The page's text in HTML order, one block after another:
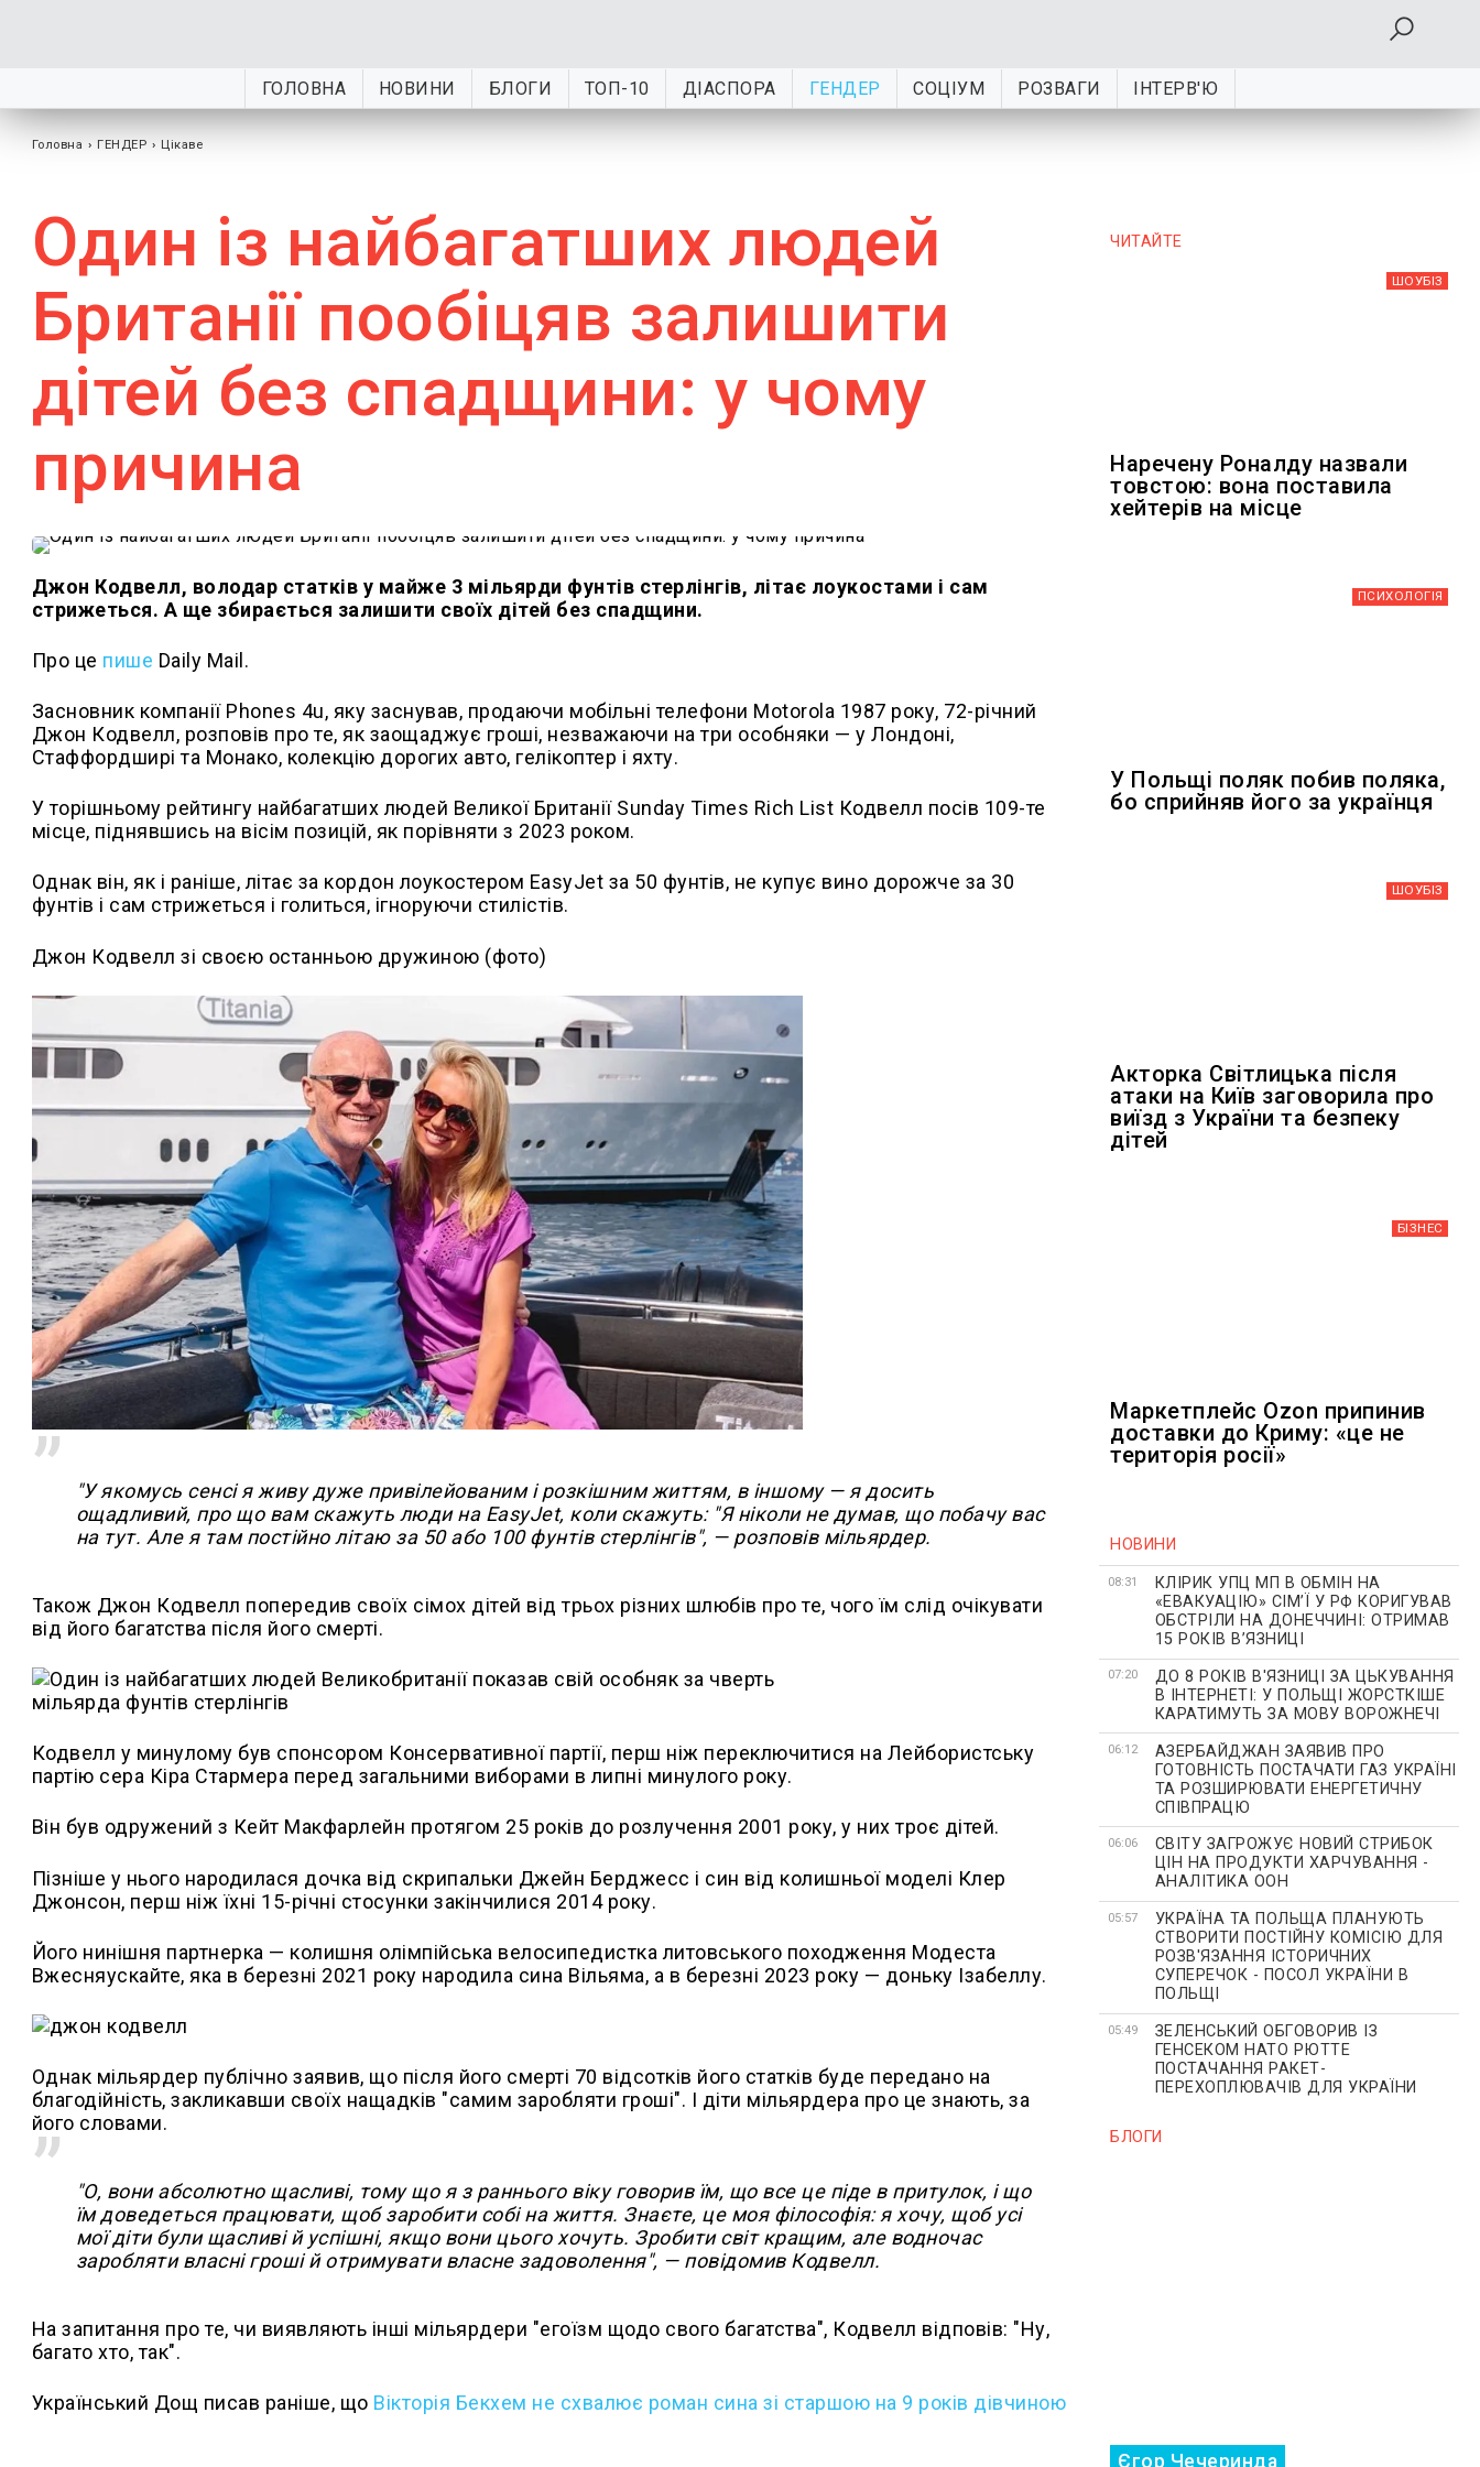
ГОЛОВНА НОВИНИ БЛОГИ ТОП-10 ДІАСПОРА ГЕНДЕР СОЦІУМ РОЗВАГИ ІНТЕРВ'Ю
Головна › ГЕНДЕР › Цікаве
Один із найбагатших людей
Британії пообіцяв залишити
дітей без спадщини: у чому
причина
Джон Кодвелл, володар статків у майже 3 мільярди фунтів стерлінгів, літає лоукостами і сам
стрижеться. А ще збирається залишити своїх дітей без спадщини.
Про це пише Daily Mail.
Засновник компанії Phones 4u, яку заснував, продаючи мобільні телефони Motorola 1987 року, 72-річний
Джон Кодвелл, розповів про те, як заощаджує гроші, незважаючи на три особняки — у Лондоні,
Стаффордширі та Монако, колекцію дорогих авто, гелікоптер і яхту.
У торішньому рейтингу найбагатших людей Великої Британії Sunday Times Rich List Кодвелл посів 109-те
місце, піднявшись на вісім позицій, як порівняти з 2023 роком.
Однак він, як і раніше, літає за кордон лоукостером EasyJet за 50 фунтів, не купує вино дорожче за 30
фунтів і сам стрижеться і голиться, ігноруючи стилістів.
Джон Кодвелл зі своєю останньою дружиною (фото)
"У якомусь сенсі я живу дуже привілейованим і розкішним життям, в іншому — я досить
ощадливий, про що вам скажуть люди на EasyJet, коли скажуть: "Я ніколи не думав, що побачу вас
на тут. Але я там постійно літаю за 50 або 100 фунтів стерлінгів", — розповів мільярдер.
Також Джон Кодвелл попередив своїх сімох дітей від трьох різних шлюбів про те, чого їм слід очікувати
від його багатства після його смерті.
Кодвелл у минулому був спонсором Консервативної партії, перш ніж переключитися на Лейбористську
партію сера Кіра Стармера перед загальними виборами в липні минулого року.
Він був одружений з Кейт Макфарлейн протягом 25 років до розлучення 2001 року, у них троє дітей.
Пізніше у нього народилася дочка від скрипальки Джейн Берджесс і син від колишньої моделі Клер
Джонсон, перш ніж їхні 15-річні стосунки закінчилися 2014 року.
Його нинішня партнерка — колишня олімпійська велосипедистка литовського походження Модеста
Вжесняускайте, яка в березні 2021 року народила сина Вільяма, а в березні 2023 року — доньку Ізабеллу.
Однак мільярдер публічно заявив, що після його смерті 70 відсотків його статків буде передано на
благодійність, закликавши своїх нащадків "самим заробляти гроші". І діти мільярдера про це знають, за
його словами.
"О, вони абсолютно щасливі, тому що я з раннього віку говорив їм, що все це піде в притулок, і що
їм доведеться працювати, щоб заробити собі на життя. Знаєте, це моя філософія: я хочу, щоб усі
мої діти були щасливі й успішні, якщо вони цього хочуть. Зробити світ кращим, але водночас
заробляти власні гроші й отримувати власне задоволення", — повідомив Кодвелл.
На запитання про те, чи виявляють інші мільярдери "егоїзм щодо свого багатства", Кодвелл відповів: "Ну,
багато хто, так".
Український Дощ писав раніше, що Вікторія Бекхем не схвалює роман сина зі старшою на 9 років дівчиною
ЧИТАЙТЕ
ШОУБIЗ
Наречену Роналду назвали
товстою: вона поставила
хейтерів на місце
ПСИХОЛОГІЯ
У Польщі поляк побив поляка,
бо сприйняв його за українця
ШОУБIЗ
Акторка Світлицька після
атаки на Київ заговорила про
виїзд з України та безпеку
дітей
БІЗНЕС
Маркетплейс Ozon припинив
доставки до Криму: «це не
територія росії»
НОВИНИ
08:31
КЛІРИК УПЦ МП В ОБМІН НА
«ЕВАКУАЦІЮ» СІМʼЇ У РФ КОРИГУВАВ
ОБСТРІЛИ НА ДОНЕЧЧИНІ: ОТРИМАВ
15 РОКІВ ВʼЯЗНИЦІ
07:20
ДО 8 РОКІВ В'ЯЗНИЦІ ЗА ЦЬКУВАННЯ
В ІНТЕРНЕТІ: У ПОЛЬЩІ ЖОРСТКІШЕ
КАРАТИМУТЬ ЗА МОВУ ВОРОЖНЕЧІ
06:12
АЗЕРБАЙДЖАН ЗАЯВИВ ПРО
ГОТОВНІСТЬ ПОСТАЧАТИ ГАЗ УКРАЇНІ
ТА РОЗШИРЮВАТИ ЕНЕРГЕТИЧНУ
СПІВПРАЦЮ
06:06
СВІТУ ЗАГРОЖУЄ НОВИЙ СТРИБОК
ЦІН НА ПРОДУКТИ ХАРЧУВАННЯ -
АНАЛІТИКА ООН
05:57
УКРАЇНА ТА ПОЛЬЩА ПЛАНУЮТЬ
СТВОРИТИ ПОСТІЙНУ КОМІСІЮ ДЛЯ
РОЗВ'ЯЗАННЯ ІСТОРИЧНИХ
СУПЕРЕЧОК - ПОСОЛ УКРАЇНИ В
ПОЛЬЩІ
05:49
ЗЕЛЕНСЬКИЙ ОБГОВОРИВ ІЗ
ГЕНСЕКОМ НАТО РЮТТЕ
ПОСТАЧАННЯ РАКЕТ-
ПЕРЕХОПЛЮВАЧІВ ДЛЯ УКРАЇНИ
БЛОГИ
Єгор Чечеринда